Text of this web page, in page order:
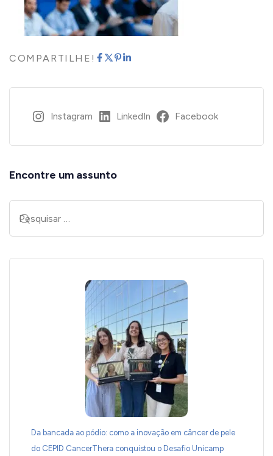
COMPARTILHE!
Instagram LinkedIn Facebook
Encontre um assunto
Da bancada ao pódio: como a inovação em câncer de pele
do CEPID CancerThera conquistou o Desafio Unicamp